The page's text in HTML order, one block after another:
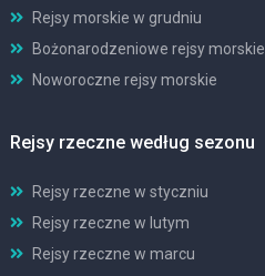
Rejsy morskie w grudniu
Bożonarodzeniowe rejsy morskie
Noworoczne rejsy morskie
Rejsy rzeczne według sezonu
Rejsy rzeczne w styczniu
Rejsy rzeczne w lutym
Rejsy rzeczne w marcu